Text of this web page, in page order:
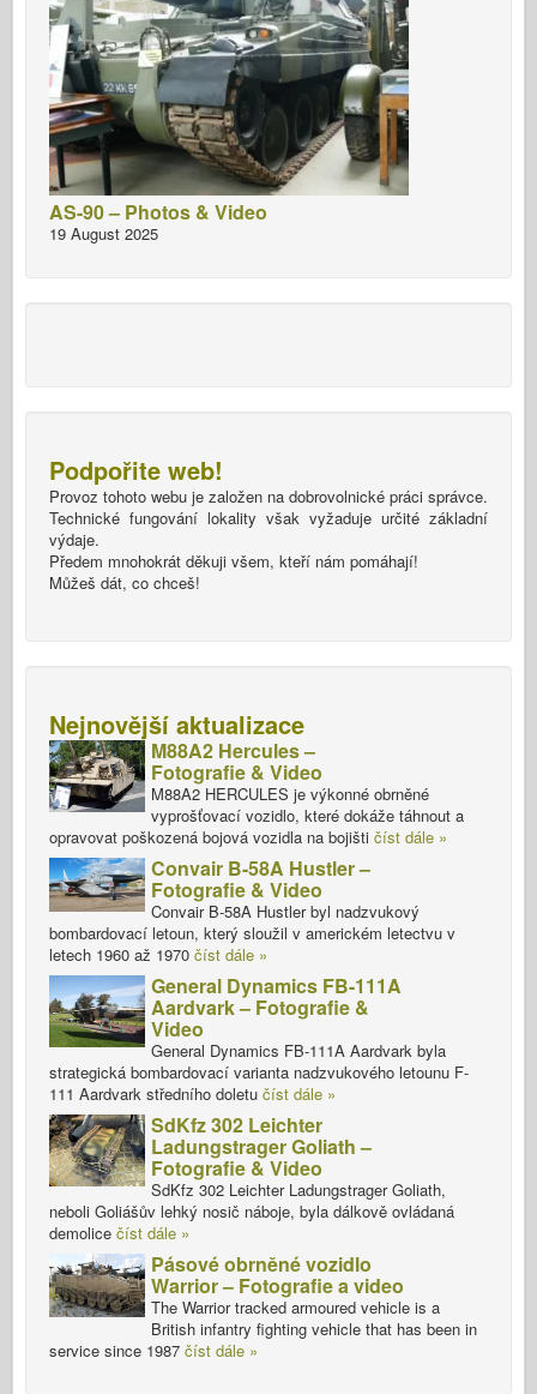
AS-90 – Photos & Video
19 August 2025
Podpořite web!
Provoz tohoto webu je založen na dobrovolnické práci správce.
Technické fungování lokality však vyžaduje určité základní
výdaje.
Předem mnohokrát děkuji všem, kteří nám pomáhají!
Můžeš dát, co chceš!
Nejnovější aktualizace
M88A2 Hercules –
Fotografie & Video
M88A2 HERCULES je výkonné obrněné
vyprošťovací vozidlo, které dokáže táhnout a
opravovat poškozená bojová vozidla na bojišti číst dále »
Convair B-58A Hustler –
Fotografie & Video
Convair B-58A Hustler byl nadzvukový
bombardovací letoun, který sloužil v americkém letectvu v
letech 1960 až 1970 číst dále »
General Dynamics FB-111A
Aardvark – Fotografie &
Video
General Dynamics FB-111A Aardvark byla
strategická bombardovací varianta nadzvukového letounu F-
111 Aardvark středního doletu číst dále »
SdKfz 302 Leichter
Ladungstrager Goliath –
Fotografie & Video
SdKfz 302 Leichter Ladungstrager Goliath,
neboli Goliášův lehký nosič náboje, byla dálkově ovládaná
demolice číst dále »
Pásové obrněné vozidlo
Warrior – Fotografie a video
The Warrior tracked armoured vehicle is a
British infantry fighting vehicle that has been in
service since 1987 číst dále »